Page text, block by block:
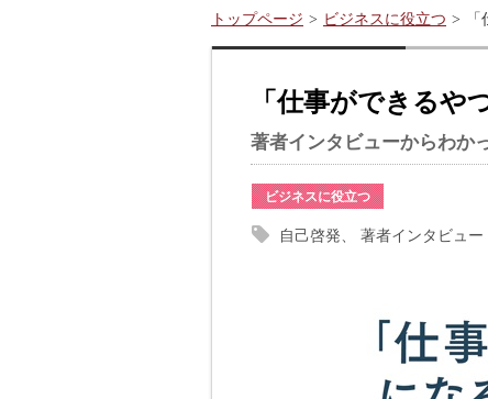
トップページ ビジネスに役立つ
「仕事ができるや
著者インタビューからわか
ビジネスに役立つ
自己啓発 著者インタビュー